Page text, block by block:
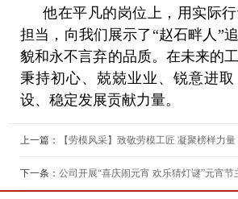
他在平凡的岗位上，用实际
担当，向我们展示了“赵石畔人”
貌和永不言弃的品质。在未来的
秉持初心、兢兢业业、锐意进
设、稳定发展贡献力量。
上一篇： 【劳模风采】致敬劳模工匠 凝聚榜样力量
下一条： 公司开展“喜庆闹元宵 欢乐猜灯谜”元宵节